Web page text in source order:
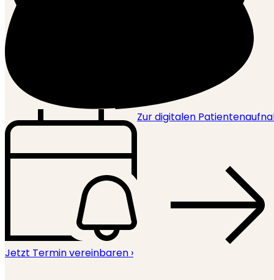
Jetzt Termin vereinbaren ›
Zur digitalen